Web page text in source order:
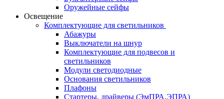
Оружейные сейфы
Освещение
Комплектующие для светильников
Абажуры
Выключатели на шнур
Комплектующие для подвесов и
светильников
Модули светодиодные
Основания светильников
Плафоны
Стартеры, драйверы (ЭмПРА,ЭПРА)